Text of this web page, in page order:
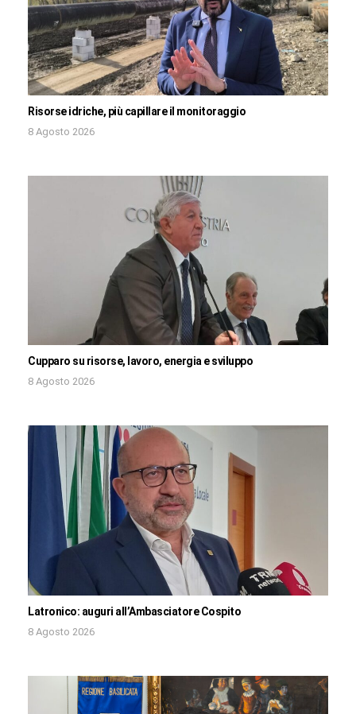
Risorse idriche, più capillare il monitoraggio
8 Agosto 2026
Cupparo su risorse, lavoro, energia e sviluppo
8 Agosto 2026
Latronico: auguri all’Ambasciatore Cospito
8 Agosto 2026